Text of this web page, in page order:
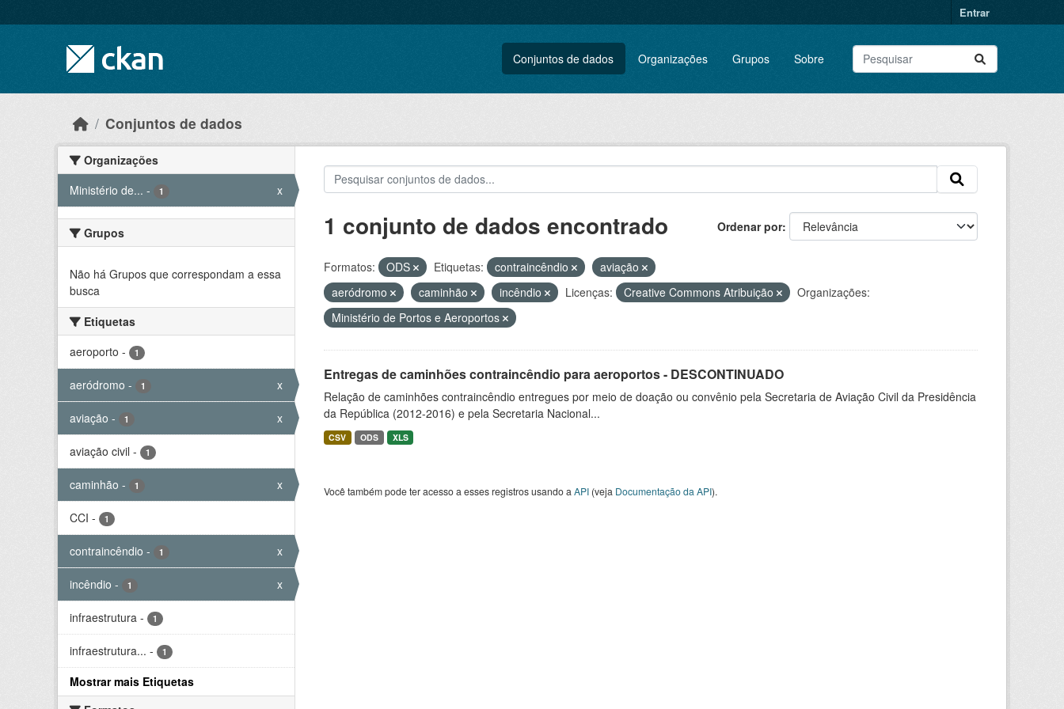
Entrar
Conjuntos de dados Organizações Grupos Sobre
Conjuntos de dados
Organizações
Ministério de... - 1 x
Grupos
Não há Grupos que correspondam a essa
busca
Etiquetas
aeroporto - 1
aeródromo - 1 x
aviação - 1 x
aviação civil - 1
caminhão - 1 x
CCI - 1
contraincêndio - 1 x
incêndio - 1 x
infraestrutura - 1
infraestrutura... - 1
Mostrar mais Etiquetas
Ordenar por
1 conjunto de dados encontrado
Formatos: ODS Etiquetas: contraincêndio
aviação
aeródromo
caminhão incêndio Licenças: Creative Commons Atribuição
Organizações:
Ministério de Portos e Aeroportos
Entregas de caminhões contraincêndio para aeroportos - DESCONTINUADO
Relação de caminhões contraincêndio entregues por meio de doação ou convênio pela Secretaria de Aviação Civil da Presidência
da República (2012-2016) e pela Secretaria Nacional...
CSV ODS XLS
Você também pode ter acesso a esses registros usando a API(veja Documentação da API).